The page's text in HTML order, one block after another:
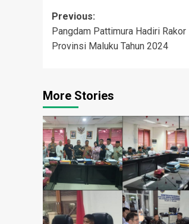
Post
navigation
Previous:
Pangdam Pattimura Hadiri
Provinsi Maluku Tahun 2024
More Stories